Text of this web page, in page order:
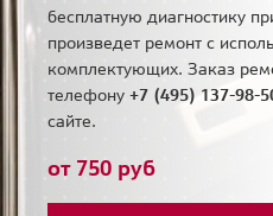
бесплатную диагностику
произведет ремонт с
комплектующих. Заказ
телефону +7 (495) 137-98-
сайте.
от 750 руб